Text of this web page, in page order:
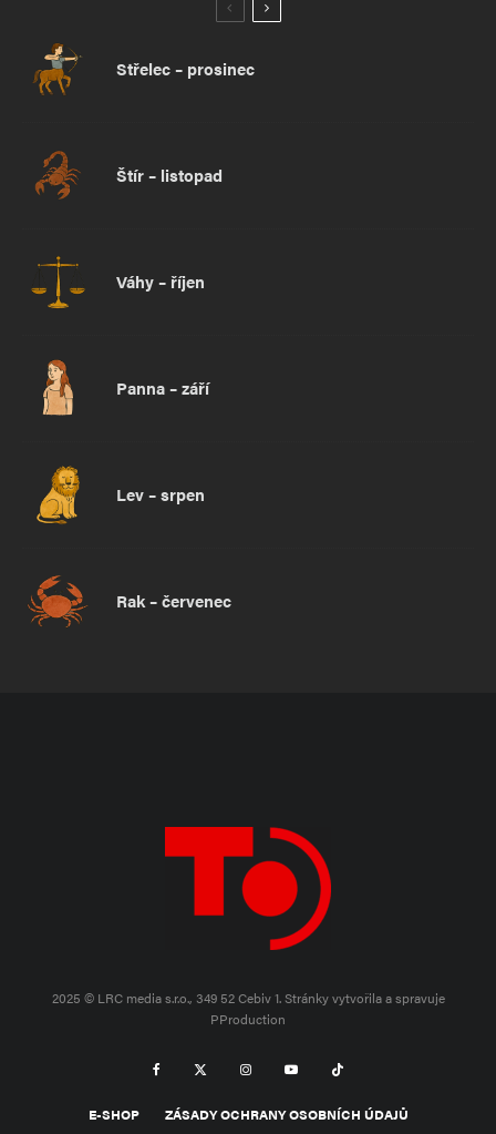
Střelec – prosinec
Štír – listopad
Váhy – říjen
Panna – září
Lev – srpen
Rak – červenec
2025 © LRC media s.r.o., 349 52 Cebiv 1.Stránky vytvořila a spravuje
PProduction
E-SHOP ZÁSADY OCHRANY OSOBNÍCH ÚDAJŮ